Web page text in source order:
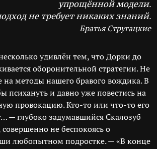
упрощённой модели.
не требует никаких знаний.
Братья Стругацкие
удивлён тем, что Дорки до
оборонительной стратегии. Не
на методы нашего бравого вождика. В
психануть и давно уже повестись на
провокацию. Кто-то или что-то его
— глубоко задумавшийся Скалозуб
совершенно не беспокоясь о
любопытном подростке. — «В конце